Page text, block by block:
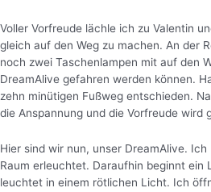
Voller Vorfreude lächle ich zu Valentin
gleich auf den Weg zu machen. An der
noch zwei Taschenlampen mit auf den
DreamAlive gefahren werden können.
zehn minütigen Fußweg entschieden.
die Anspannung und die Vorfreude wird
Hier sind wir nun, unser DreamAlive.
Raum erleuchtet. Daraufhin beginnt ein
leuchtet in einem rötlichen Licht. Ich